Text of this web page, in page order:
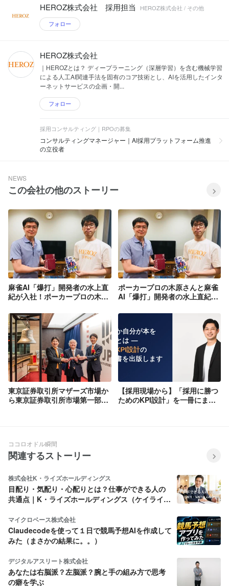
HEROZ株式会社 採用担当 HEROZ株式会社 / その他
フォロー
HEROZ株式会社
｜HEROZとは？ ディープラーニング（深層学習）を含む機械学習
による人工AI関連手法を固有のコア技術とし、AIを活用したインタ
ーネットサービスの企画・開...
フォロー
採用コンサルティング｜RPOの募集
コンサルティングマネージャー｜AI採用プラットフォーム推進
の立役者
NEWS
この会社の他のストーリー
麻雀AI「爆打」開発者の水上直
紀が入社！ポーカープロの木原
ポーカープロの木原さんと麻雀
AI「爆打」開発者の水上直紀の
東京証券取引所マザーズ市場か
ら東京証券取引所市場第一部へ
【採用現場から】「採用に勝つ
ためのKPI設計」を一冊にまと
ココロオドル瞬間
関連するストーリー
株式会社K・ライズホールディングス
目配り・気配り・心配りとは？仕事ができる人の
共通点｜K・ライズホールディングス（ケイライ
マイクロベース株式会社
Claudecodeを使って１日で競馬予想AIを作成して
みた（まさかの結果に。。）
デジタルアスリート株式会社
あなたは右脳派？左脳派？腕と手の組み方で思考
の癖を学ぶ